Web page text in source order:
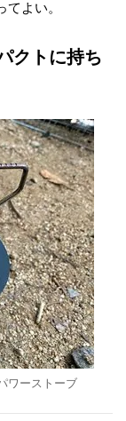
よい。
クトに持ち
ワーストーブ